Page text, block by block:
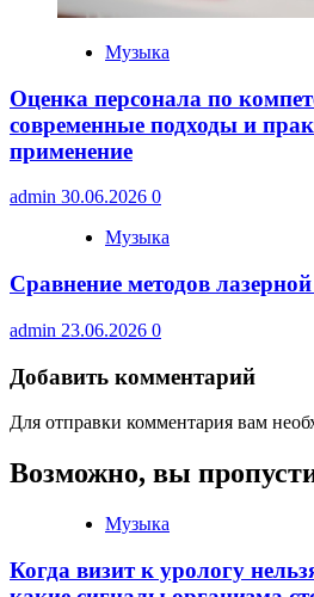
Музыка
Оценка персонала по
современные подходы и
применение
admin 30.06.2026 0
Музыка
Сравнение методов
admin 23.06.2026 0
Добавить комментарий
Для отправки комментария вам
Возможно, вы
Музыка
Когда визит к урологу